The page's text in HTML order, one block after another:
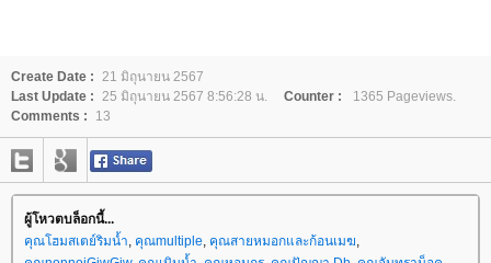
Create Date : 21 มิถุนายน 2567
Last Update : 25 มิถุนายน 2567 8:56:28 น. Counter :
1365 Pageviews.
Comments :
13
ผู้โหวตบล็อกนี้...
คุณโฮมสเตย์ริมน้ำ, คุณmultiple, คุณสายหมอกและก้อนเมฆ,